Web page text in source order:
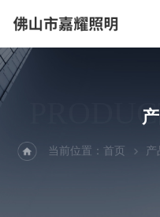
当前位置：首页 产